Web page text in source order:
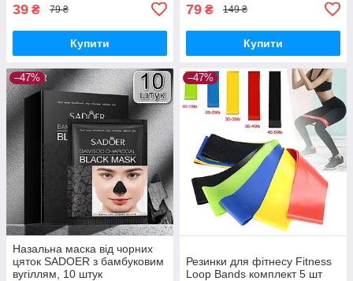
39 ₴ 79 ₴
Купити
79 ₴ 149 ₴
Купити
–47%
Назальна маска від чорних
цяток SADOER з бамбуковим
вугіллям, 10 штук
–47%
Резинки для фітнесу Fitness
Loop Bands комплект 5 шт